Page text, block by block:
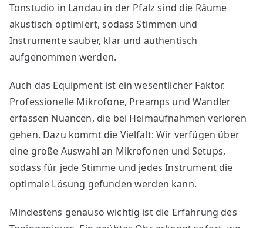
Tonstudio in Landau in der Pfalz sind die Räume
akustisch optimiert, sodass Stimmen und
Instrumente sauber, klar und authentisch
aufgenommen werden.
Auch das Equipment ist ein wesentlicher Faktor.
Professionelle Mikrofone, Preamps und Wandler
erfassen Nuancen, die bei Heimaufnahmen verloren
gehen. Dazu kommt die Vielfalt: Wir verfügen über
eine große Auswahl an Mikrofonen und Setups,
sodass für jede Stimme und jedes Instrument die
optimale Lösung gefunden werden kann.
Mindestens genauso wichtig ist die Erfahrung des